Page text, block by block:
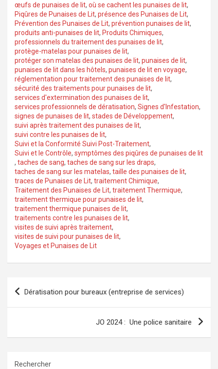
œufs de punaises de lit, où se cachent les punaises de lit,
Piqûres de Punaises de Lit, présence des Punaises de Lit,
Prévention des Punaises de Lit, prévention punaises de lit,
produits anti-punaises de lit, Produits Chimiques,
professionnels du traitement des punaises de lit,
protège-matelas pour punaises de lit,
protéger son matelas des punaises de lit, punaises de lit,
punaises de lit dans les hôtels, punaises de lit en voyage,
réglementation pour traitement des punaises de lit,
sécurité des traitements pour punaises de lit,
services d'extermination des punaises de lit,
services professionnels de dératisation, Signes d'Infestation,
signes de punaises de lit, stades de Développement,
suivi après traitement des punaises de lit,
suivi contre les punaises de lit,
Suivi et la Conformité Suivi Post-Traitement,
Suivi et le Contrôle, symptômes des piqûres de punaises de lit
, taches de sang, taches de sang sur les draps,
taches de sang sur les matelas, taille des punaises de lit,
traces de Punaises de Lit, traitement Chimique,
Traitement des Punaises de Lit, traitement Thermique,
traitement thermique pour punaises de lit,
traitement thermique punaises de lit,
traitements contre les punaises de lit,
visites de suivi après traitement,
visites de suivi pour punaises de lit,
Voyages et Punaises de Lit
Navigation
Dératisation pour bureaux (entreprise de services)
JO 2024 : Une police sanitaire
Rechercher